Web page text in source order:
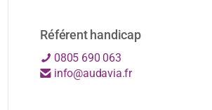
Référent handicap
0805 690 063
info@audavia.fr